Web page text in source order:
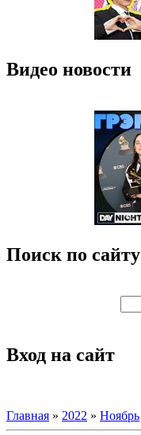
Видео новости
Поиск по сайту
Вход на сайт
Главная » 2022 » Ноябрь